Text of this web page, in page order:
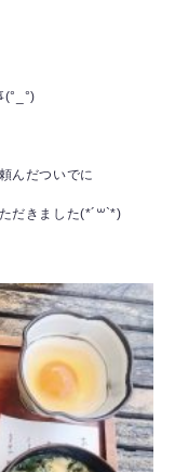
(°_°)
んだついでに
だきました(*´꒳`*)